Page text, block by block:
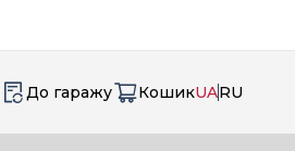
До гаражу КошикUARU